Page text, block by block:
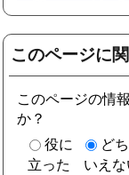
このページに
このページの情
か？
役に
立った
ど
いえな